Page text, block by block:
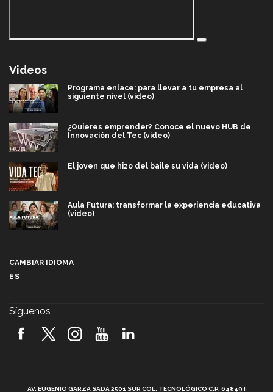
Videos
Programa enlace: para llevar a tu empresa al
siguiente nivel (video)
¿Quieres emprender? Conoce el nuevo HUB de
Innovación del Tec (video)
El joven que hizo del baile su vida (video)
Aula Futura: transformar la experiencia educativa
(video)
2026! (video)
CAMBIAR IDIOMA
ES
Síguenos
AV. EUGENIO GARZA SADA 2501 SUR COL. TECNOLÓGICO C.P. 64849 |